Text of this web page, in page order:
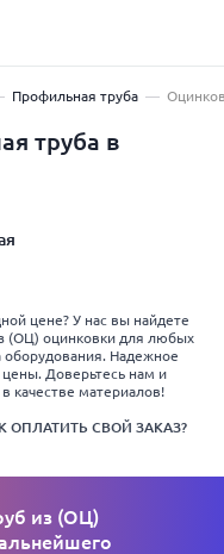
Профильная труба
труба в
цене? У нас вы найдете
(ОЦ) оцинковки для любых
оборудования. Надежное
цены. Доверьтесь нам и
качестве материалов!
ОПЛАТИТЬ СВОЙ ЗАКАЗ?
из (ОЦ)